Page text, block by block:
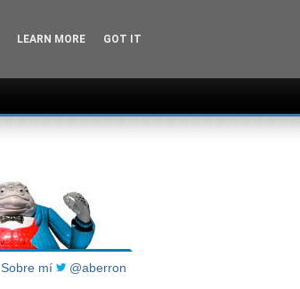
Sobre mí @aberron
LEARN MORE GOT IT